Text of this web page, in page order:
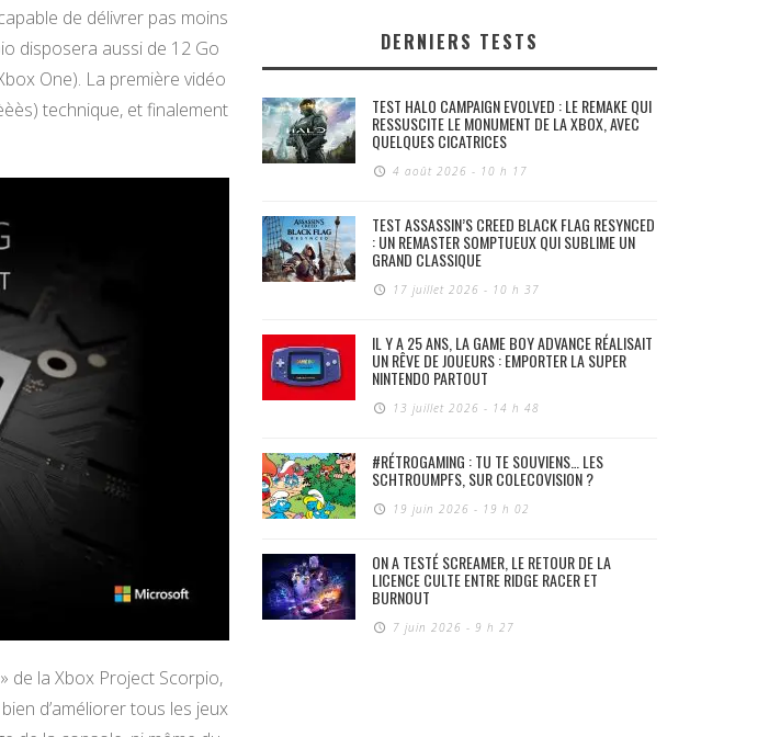
de délivrer pas moins
disposera aussi de 12 Go
One). La première vidéo
technique, et finalement
» de la Xbox Project Scorpio,
d’améliorer tous les jeux
DERNIERS TESTS
TEST HALO CAMPAIGN EVOLVED : LE REMAKE QUI
RESSUSCITE LE MONUMENT DE LA XBOX, AVEC
QUELQUES CICATRICES
4 août 2026 - 10 h 17
TEST ASSASSIN’S CREED BLACK FLAG RESYNCED
: UN REMASTER SOMPTUEUX QUI SUBLIME UN
GRAND CLASSIQUE
17 juillet 2026 - 10 h 37
IL Y A 25 ANS, LA GAME BOY ADVANCE RÉALISAIT
UN RÊVE DE JOUEURS : EMPORTER LA SUPER
NINTENDO PARTOUT
13 juillet 2026 - 14 h 48
#RÉTROGAMING : TU TE SOUVIENS… LES
SCHTROUMPFS, SUR COLECOVISION ?
19 juin 2026 - 19 h 02
ON A TESTÉ SCREAMER, LE RETOUR DE LA
LICENCE CULTE ENTRE RIDGE RACER ET
BURNOUT
7 juin 2026 - 9 h 27